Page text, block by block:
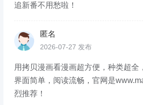
追新番不用愁啦！
匿名
2026-07-27 发布
用拷贝漫画看漫画超方便，种类超全
界面简单，阅读流畅，官网是
烈推荐！